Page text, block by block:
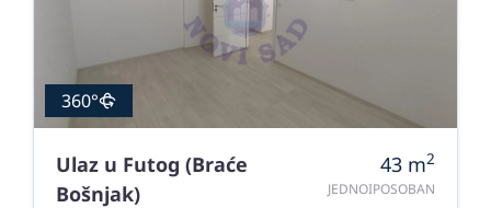
360°
Ulaz u Futog (Braće
Bošnjak)
43 m2
JEDNOIPOSOBAN